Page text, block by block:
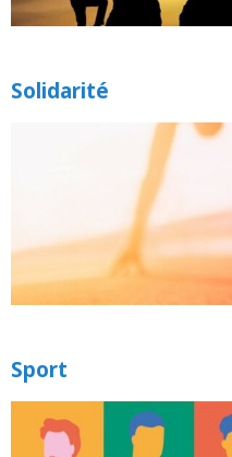
Solidarité
Sport